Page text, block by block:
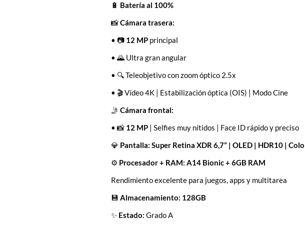
🔋 Batería al 100%
📸Cámara trasera:
• 📷 12 MP principal
• 🌄 Ultra gran angular
• 🔍 Teleobjetivo con zoom óptico 2.5x
• 🎬 Vídeo 4K | Estabilización óptica (OIS) | Modo Cine
🤳 Cámara frontal:
• 📸 12 MP | Selfies muy nítidos | Face ID rápido y preciso
💎 Pantalla: Super Retina XDR 6,7” | OLED | HDR10 |
⚙️ Procesador + RAM: A14 Bionic + 6GB RAM
Rendimiento excelente para juegos, apps y multitarea
💾 Almacenamiento: 128GB
✨ Estado: Grado A